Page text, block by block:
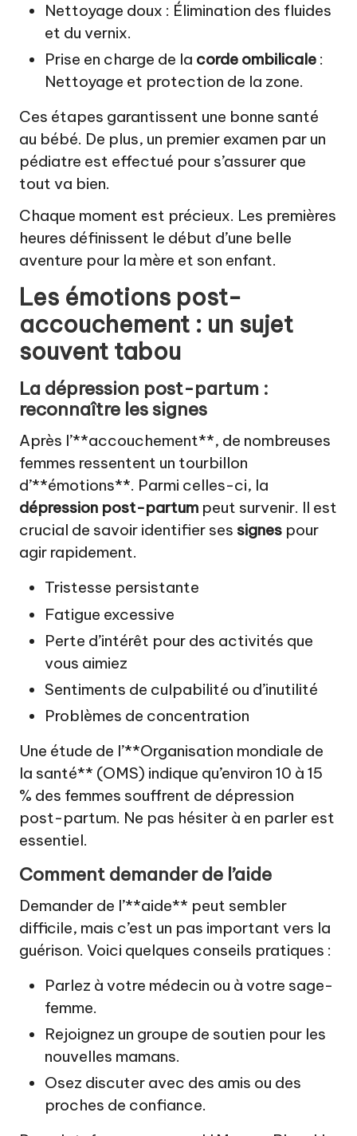
Nettoyage doux : Élimination des fluides
et du vernix.
Prise en charge de la corde ombilicale :
Nettoyage et protection de la zone.
Ces étapes garantissent une bonne santé
au bébé. De plus, un premier examen par un
pédiatre est effectué pour s’assurer que
tout va bien.
Chaque moment est précieux. Les premières
heures définissent le début d’une belle
aventure pour la mère et son enfant.
Les émotions post-
accouchement : un sujet
souvent tabou
La dépression post-partum :
reconnaître les signes
Après l’**accouchement**, de nombreuses
femmes ressentent un tourbillon
d’**émotions**. Parmi celles-ci, la
dépression post-partum peut survenir. Il est
crucial de savoir identifier ses signes pour
agir rapidement.
Tristesse persistante
Fatigue excessive
Perte d’intérêt pour des activités que
vous aimiez
Sentiments de culpabilité ou d’inutilité
Problèmes de concentration
Une étude de l’**Organisation mondiale de
la santé** (OMS) indique qu’environ 10 à 15
% des femmes souffrent de dépression
post-partum. Ne pas hésiter à en parler est
essentiel.
Comment demander de l’aide
Demander de l’**aide** peut sembler
difficile, mais c’est un pas important vers la
guérison. Voici quelques conseils pratiques :
Parlez à votre médecin ou à votre sage-
femme.
Rejoignez un groupe de soutien pour les
nouvelles mamans.
Osez discuter avec des amis ou des
proches de confiance.